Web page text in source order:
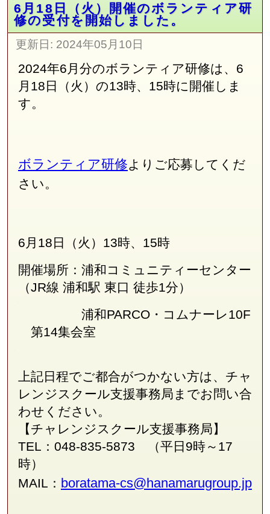
6月18日（火）開催のボランティア研
修の受付を開始しました。
更新日: 2024年05月10日
2024年6月分のボランティア研修は、6
月18日（火）の13時、15時に開催しま
す。
ボランティア研修よりご応募してくだ
さい。
6月18日（火）13時、15時
開催場所：浦和コミュニティーセンター
（JR線 浦和駅 東口 徒歩1分）
浦和PARCO・コムナーレ10F
第14集会室
上記日程でご都合がつかない方は、チャ
レンジスクール支援事務局 までお問い合
わせください。
【チャレンジスクール支援事務局】
TEL：048-835-5873 （平日9時～17
時）
MAIL： boratama-cs@hanamarugroup.jp